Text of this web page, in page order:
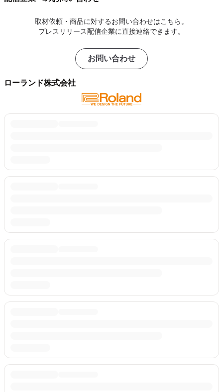
取材依頼・商品に対するお問い合わせはこちら。
プレスリリース配信企業に直接連絡できます。
お問い合わせ
ローランド株式会社